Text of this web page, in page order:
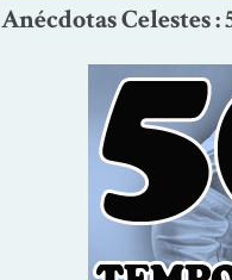
Anécdotas Celestes